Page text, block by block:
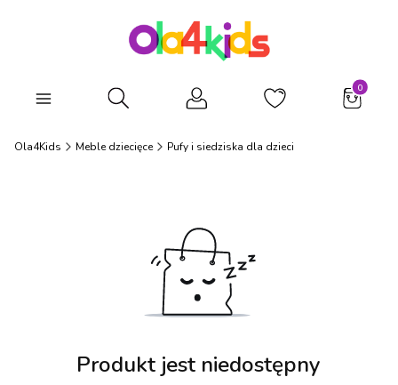
Otwórz wyszukiwarkę
Ola4Kids Meble dziecięce Pufy i siedziska dla dzieci
Produkt jest niedostępny